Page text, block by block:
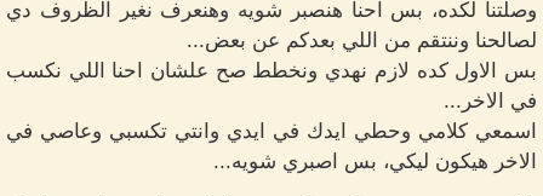
وصلتنا لكده، بس احنا هنصبر شويه وهنعرف نغير الظروف دي
لصالحنا وننتقم من اللي بعدكم عن بعض...
بس الاول كده لازم نهدي ونخطط صح علشان احنا اللي نكسب
في الاخر...
اسمعي كلامي وحطي ايدك في ايدي وانتي تكسبي وعاصي في
الاخر هيكون ليكي، بس اصبري شويه...